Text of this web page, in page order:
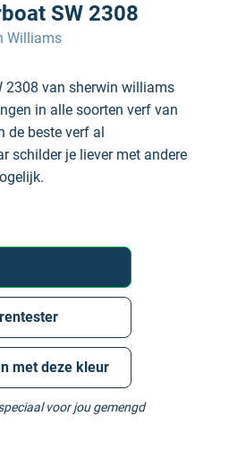
SW 2308
Williams
2308 van sherwin williams
in alle soorten verf van
de beste verf al
schilder je liever met andere
met deze kleur
voor jou gemengd